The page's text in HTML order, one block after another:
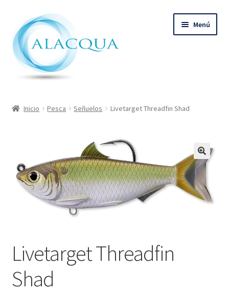
la
navegación
al
contenido
Menú
Contacto
Inicio Pesca Señuelos Livetarget Threadfin Shad
Livetarget Threadfin
Shad